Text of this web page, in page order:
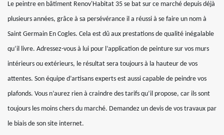
Le peintre en bâtiment Renov'Habitat 35 se bat sur ce marché depuis déjà
plusieurs années, grâce à sa persévérance il a réussi à se faire un nom à
Saint Germain En Cogles. Cela est dû aux prestations de qualité inégalable
qu’il livre. Adressez-vous à lui pour l’application de peinture sur vos murs
intérieurs ou extérieurs, le résultat sera toujours à la hauteur de vos
attentes. Son équipe d’artisans experts est aussi capable de peindre vos
plafonds. Vous n’aurez rien à craindre des tarifs qu’il propose, car ils sont
toujours les moins chers du marché. Demandez un devis de vos travaux par
le biais de son site internet.